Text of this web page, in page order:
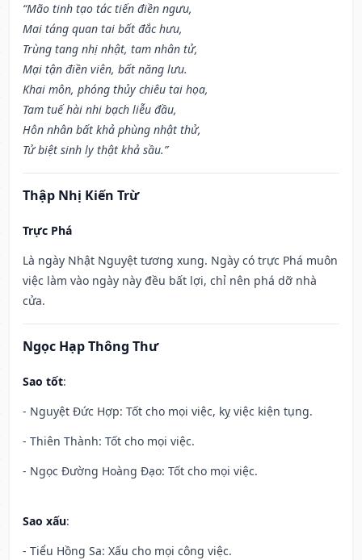
“Mão tinh tạo tác tiến điền ngưu,
Mai táng quan tai bất đắc hưu,
Trùng tang nhị nhật, tam nhân tử,
Mại tận điền viên, bất năng lưu.
Khai môn, phóng thủy chiêu tai họa,
Tam tuế hài nhi bạch liễu đầu,
Hôn nhân bất khả phùng nhật thử,
Tử biệt sinh ly thật khả sầu.”
Thập Nhị Kiến Trừ
Trực Phá
Là ngày Nhật Nguyệt tương xung. Ngày có trực Phá muôn
việc làm vào ngày này đều bất lợi, chỉ nên phá dỡ nhà
cửa.
Ngọc Hạp Thông Thư
Sao tốt:
- Nguyệt Đức Hợp: Tốt cho mọi việc, kỵ việc kiện tụng.
- Thiên Thành: Tốt cho mọi việc.
- Ngọc Đường Hoàng Đạo: Tốt cho mọi việc.
Sao xấu:
- Tiểu Hồng Sa: Xấu cho mọi công việc.